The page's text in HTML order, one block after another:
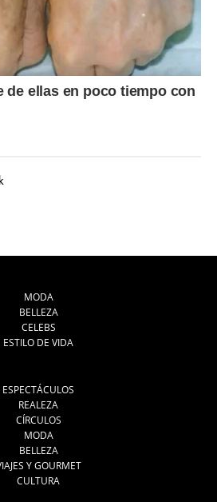
MODA
BELLEZA
CELEBS
ESTILO DE VIDA
ESPECTÁCULOS
REALEZA
CÍRCULOS
MODA
BELLEZA
Y GOURMET
CULTURA